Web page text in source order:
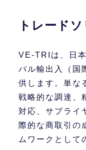
トレード
VE-TRIは、日
バル輸出入（国
供します。単な
戦略的な調達、
対応、サプライ
際的な商取引の
ムワークとして